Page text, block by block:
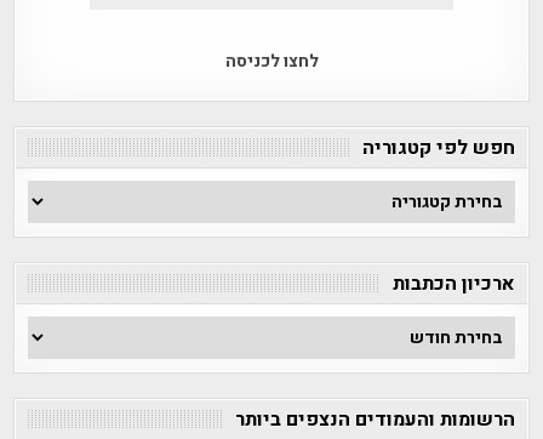
לחצו לכניסה
חפש לפי קטגוריה
חפש
לפי
קטגוריה
ארכיון הכתבות
ארכיון
הכתבות
הרשומות והעמודים הנצפים ביותר